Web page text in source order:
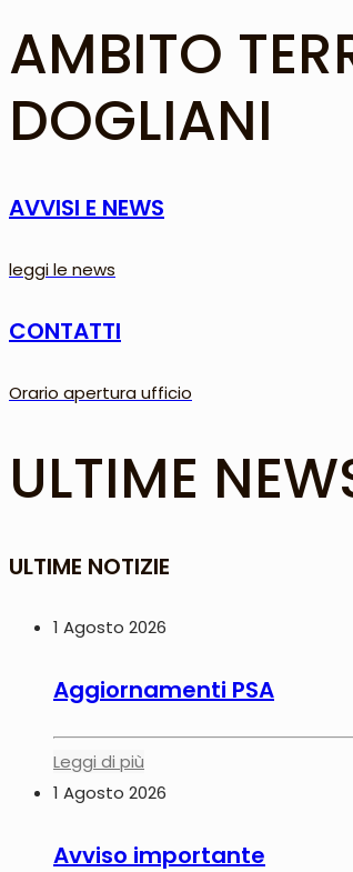
AMBITO
DOGLIANI
AVVISI E NEWS
leggi le news
CONTATTI
Orario apertura ufficio
ULTIME
ULTIME NOTIZIE
1 Agosto 2026
Aggiornamenti PSA
Leggi di più
1 Agosto 2026
Avviso importante